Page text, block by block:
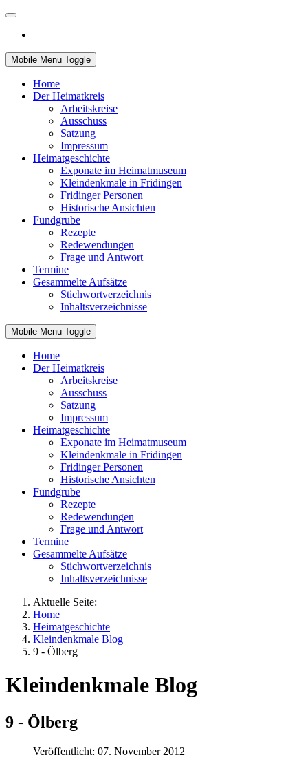
Mobile Menu Toggle
Home
Der Heimatkreis
Arbeitskreise
Ausschuss
Satzung
Impressum
Heimatgeschichte
Exponate im Heimatmuseum
Kleindenkmale in Fridingen
Fridinger Personen
Historische Ansichten
Fundgrube
Rezepte
Redewendungen
Frage und Antwort
Termine
Gesammelte Aufsätze
Stichwortverzeichnis
Inhaltsverzeichnisse
Mobile Menu Toggle
Home
Der Heimatkreis
Arbeitskreise
Ausschuss
Satzung
Impressum
Heimatgeschichte
Exponate im Heimatmuseum
Kleindenkmale in Fridingen
Fridinger Personen
Historische Ansichten
Fundgrube
Rezepte
Redewendungen
Frage und Antwort
Termine
Gesammelte Aufsätze
Stichwortverzeichnis
Inhaltsverzeichnisse
Aktuelle Seite:
Home
Heimatgeschichte
Kleindenkmale Blog
9 - Ölberg
Kleindenkmale Blog
9 - Ölberg
Veröffentlicht: 07. November 2012